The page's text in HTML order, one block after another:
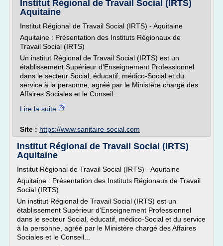
Institut Régional de Travail Social (IRTS)
Aquitaine
Institut Régional de Travail Social (IRTS) - Aquitaine
Aquitaine : Présentation des Instituts Régionaux de
Travail Social (IRTS)
Un institut Régional de Travail Social (IRTS) est un
établissement Supérieur d'Enseignement Professionnel
dans le secteur Social, éducatif, médico-Social et du
service à la personne, agréé par le Ministère chargé des
Affaires Sociales et le Conseil...
Lire la suite
Site : https://www.sanitaire-social.com
Institut Régional de Travail Social (IRTS)
Aquitaine
Institut Régional de Travail Social (IRTS) - Aquitaine
Aquitaine : Présentation des Instituts Régionaux de Travail
Social (IRTS)
Un institut Régional de Travail Social (IRTS) est un
établissement Supérieur d'Enseignement Professionnel
dans le secteur Social, éducatif, médico-Social et du service
à la personne, agréé par le Ministère chargé des Affaires
Sociales et le Conseil...